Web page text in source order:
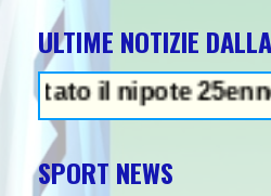
ULTIME NOTIZIE
25enne -
SPORT NEWS
NEWS IN